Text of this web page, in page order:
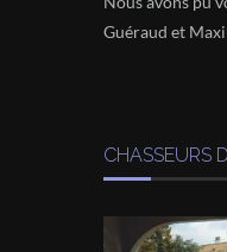
Guéraud et
CHASSEURS